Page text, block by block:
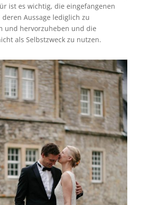
ist es wichtig, die eingefangenen
Aussage lediglich zu
und hervorzuheben und die
als Selbstzweck zu nutzen.